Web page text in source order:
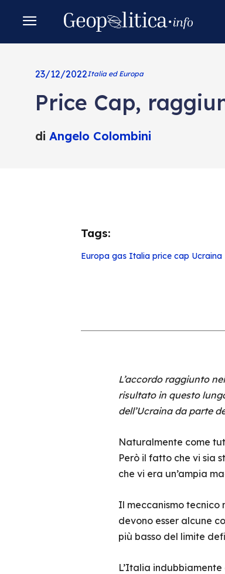
23/12/2022Italia ed Europa
Price Cap,
di Angelo Colombini
Tags:
Europa gas Italia price cap Ucraina
L’accordo raggiunto
risultato in questo
dell’Ucraina da parte
Naturalmente come
Però il fatto che vi sia
che vi era un’ampia
Il meccanismo tecnico
devono esser alcune
più basso del limite
L’Italia